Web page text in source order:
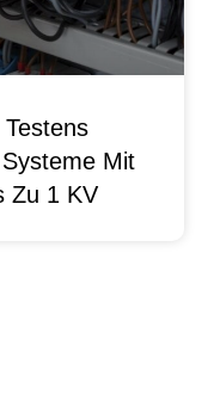
Mit
Zu 1 KV